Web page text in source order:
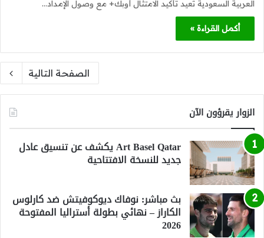
العربية السعودية تعيد تأكيد الامتثال أوبك+ مع وصول الإمداد…
أكمل القراءة »
الصفحة التالية
الزوار يقرؤون الآن
Art Basel Qatar يكشف عن تنسيق عادل
جديد للنسخة الافتتاحية
بث مباشر: نوفاك ديوكوفيتش ضد كارلوس
الكاراز – نهائي بطولة أستراليا المفتوحة
2026